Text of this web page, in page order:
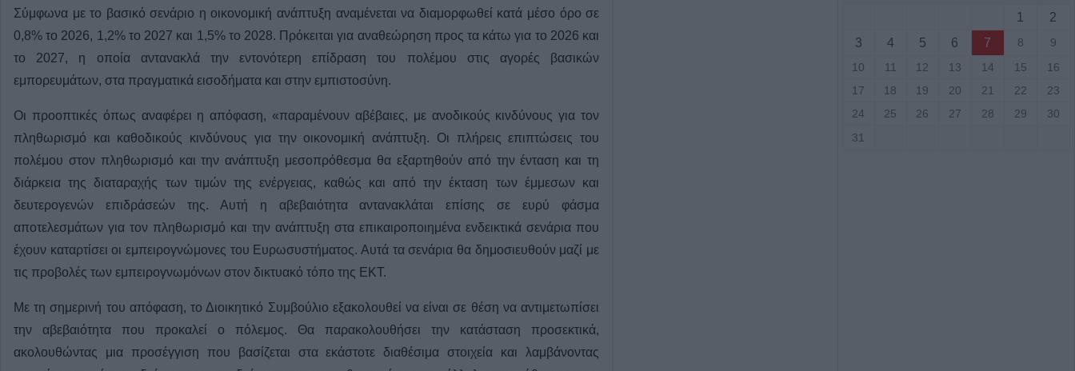
Σύμφωνα με το βασικό σενάριο η οικονομική ανάπτυξη αναμένεται να διαμορφωθεί κατά μέσο όρο σε
0,8% το 2026, 1,2% το 2027 και 1,5% το 2028. Πρόκειται για αναθεώρηση προς τα κάτω για το 2026 και
το 2027, η οποία αντανακλά την εντονότερη επίδραση του πολέμου στις αγορές βασικών
εμπορευμάτων, στα πραγματικά εισοδήματα και στην εμπιστοσύνη.
Οι προοπτικές όπως αναφέρει η απόφαση, «παραμένουν αβέβαιες, με ανοδικούς κινδύνους για τον
πληθωρισμό και καθοδικούς κινδύνους για την οικονομική ανάπτυξη. Οι πλήρεις επιπτώσεις του
πολέμου στον πληθωρισμό και την ανάπτυξη μεσοπρόθεσμα θα εξαρτηθούν από την ένταση και τη
διάρκεια της διαταραχής των τιμών της ενέργειας, καθώς και από την έκταση των έμμεσων και
δευτερογενών επιδράσεών της. Αυτή η αβεβαιότητα αντανακλάται επίσης σε ευρύ φάσμα
αποτελεσμάτων για τον πληθωρισμό και την ανάπτυξη στα επικαιροποιημένα ενδεικτικά σενάρια που
έχουν καταρτίσει οι εμπειρογνώμονες του Ευρωσυστήματος. Αυτά τα σενάρια θα δημοσιευθούν μαζί με
τις προβολές των εμπειρογνωμόνων στον δικτυακό τόπο της ΕΚΤ.
Με τη σημερινή του απόφαση, το Διοικητικό Συμβούλιο εξακολουθεί να είναι σε θέση να αντιμετωπίσει
την αβεβαιότητα που προκαλεί ο πόλεμος. Θα παρακολουθήσει την κατάσταση προσεκτικά,
ακολουθώντας μια προσέγγιση που βασίζεται στα εκάστοτε διαθέσιμα στοιχεία και λαμβάνοντας
1
2
3
4 5 6 7 8
9
10
11 12 13 14 15
16
17
18 19 20 21 22
23
24
25 26 27 28 29
30
31